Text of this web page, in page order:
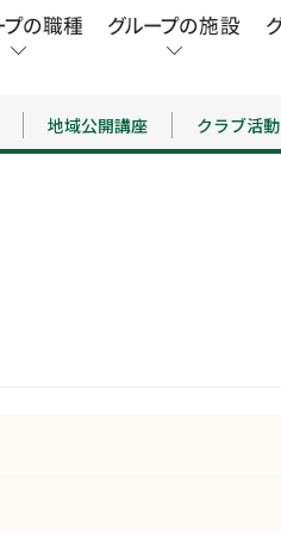
地域公開講座 クラブ活動